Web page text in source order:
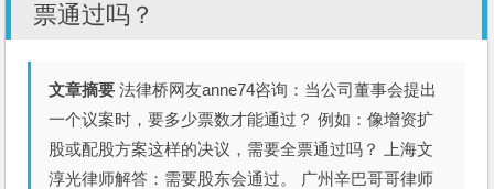
票通过吗？
文章摘要 法律桥网友anne74咨询：当公司董事会提出
一个议案时，要多少票数才能通过？ 例如：像增资扩
股或配股方案这样的决议，需要全票通过吗？ 上海文
淳光律师解答：需要股东会通过。 广州辛巴哥哥律师